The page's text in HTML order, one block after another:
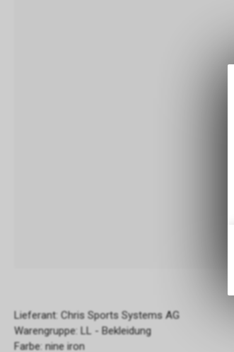
Lieferant: Chris Sports Systems AG
Warengruppe: LL - Bekleidung
Farbe: nine iron